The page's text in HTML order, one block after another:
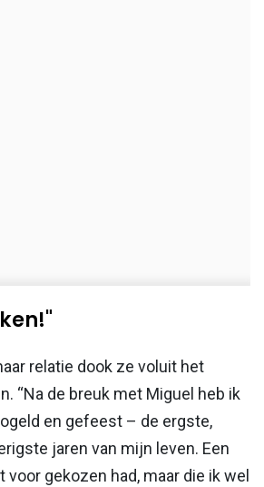
relatie dook ze voluit het
“Na de breuk met Miguel heb ik
en gefeest – de ergste,
jaren van mijn leven. Een
gekozen had, maar die ik wel